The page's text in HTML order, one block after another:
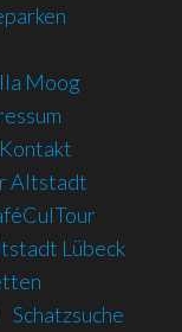
Moog
Kontakt
Altstadt
Lübeck
Schatzsuche